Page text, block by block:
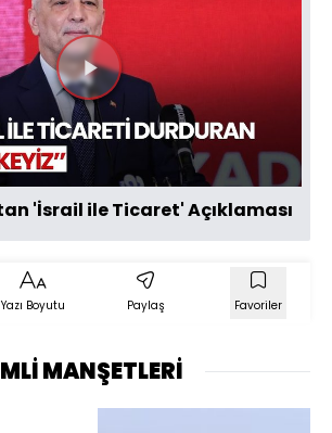
Videoyu
Oynat
'İsrail ile Ticaret' Açıklaması
Yazı Boyutu Paylaş Favoriler
MANŞETLERİ